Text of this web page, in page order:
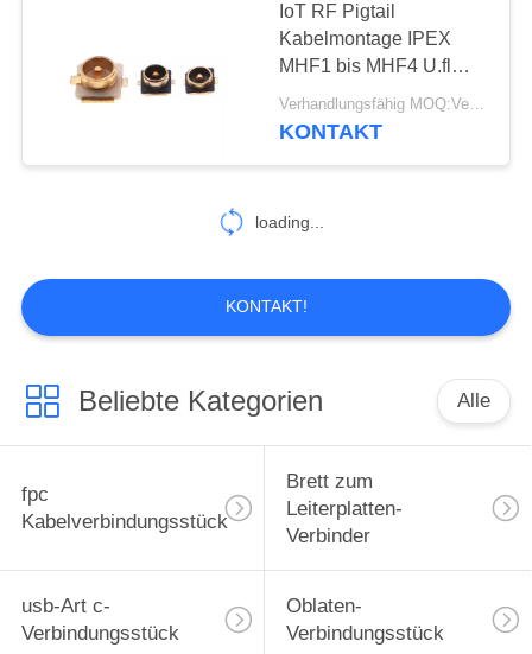
IoT RF Pigtail
Kabelmontage IPEX
MHF1 bis MHF4 U.fl
0,81mm 1,13mm
1,37mm IPEX
Verhandlungsfähig MOQ:Verhandlungsfähig
KONTAKT
loading...
KONTAKT!
Beliebte Kategorien Alle
fpc
Kabelverbindungsstück
Brett zum
Leiterplatten-
Verbinder
usb-Art c-
Verbindungsstück
Oblaten-
Verbindungsstück